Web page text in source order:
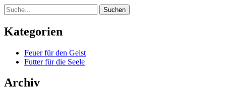
Suche
Kategorien
Feuer für den Geist
Futter für die Seele
Archiv